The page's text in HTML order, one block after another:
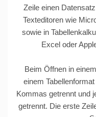
Zeile einen
Texteditoren wie
sowie in
Excel oder
Beim Öffnen in
einem
Kommas getrennt und
getrennt. Die erste